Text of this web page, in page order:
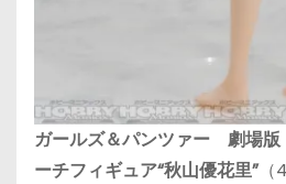
ガールズ＆パンツァー 劇場
ーチフィギュア“秋山優花里”（